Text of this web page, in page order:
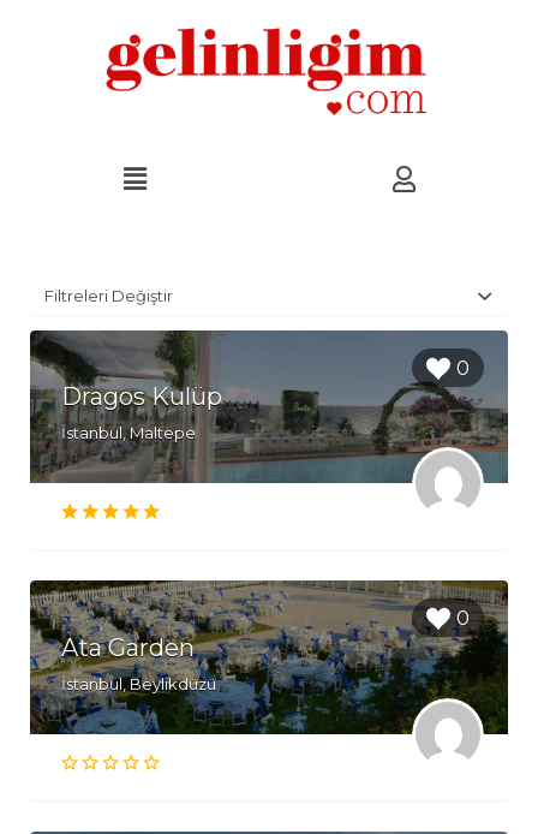
Filtreleri Değiştir
0
Dragos Kulüp
İstanbul, Maltepe
0
Ata Garden
İstanbul, Beylikdüzü